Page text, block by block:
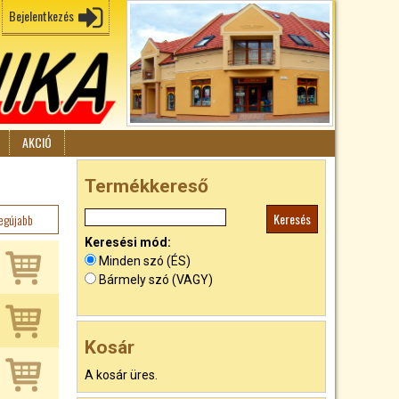
Bejelentkezés
AKCIÓ
Termékkereső
Keresési mód:
Minden szó (ÉS)
Bármely szó (VAGY)
Kosár
A kosár üres.